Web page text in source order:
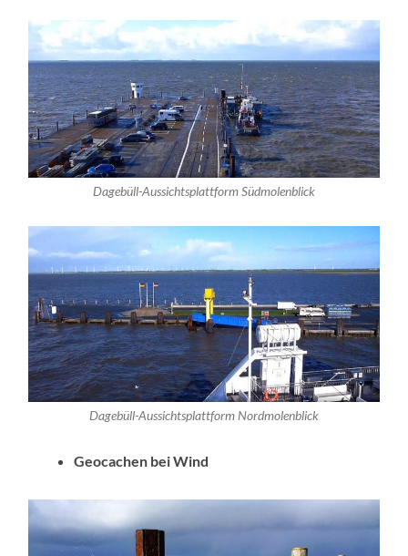
Dagebüll-Aussichtsplattform Südmolenblick
Dagebüll-Aussichtsplattform Nordmolenblick
Geocachen bei Wind